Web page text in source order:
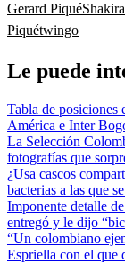
Gerard Piqué
Piquétwingo
Le puede
Tabla de
América e Inter
La Selección
fotografías que
¿Usa cascos
bacterias a las que
Imponente detalle
entregó y le dijo
“Un colombiano
Espriella con el que